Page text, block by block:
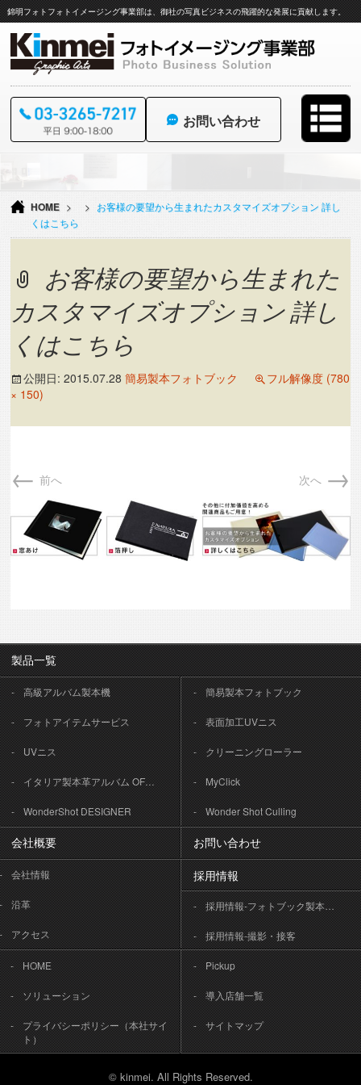
錦明フォトフォトイメージング事業部は、御社の写真ビジネスの飛躍的な発展に貢献します。
お問い合わせ
テ
ン
へ
ッ
プ
HOME > > お客様の要望から生まれたカスタマイズオプション 詳し
くはこちら
お客様の要望から生まれた
カスタマイズオプション 詳し
くはこちら
公開日:2015.07.28 簡易製本フォトブック
フル解像度 (780
× 150)
← 前へ 次へ →
製品一覧
高級アルバム製本機 簡易製本フォトブック
フォトアイテムサービス 表面加工UVニス
UVニス クリーニングローラー
イタリア製本革アルバム OFFICINA LIBRIS MyClick
WonderShot DESIGNER Wonder Shot Culling
会社概要
会社情報
沿革
アクセス
お問い合わせ
採用情報
採用情報-フォトブック製本作業
採用情報-撮影・接客
HOME Pickup
ソリューション 導入店舗一覧
プライバシーポリシー（本社サイ
ト）
サイトマップ
© kinmei. All Rights Reserved.